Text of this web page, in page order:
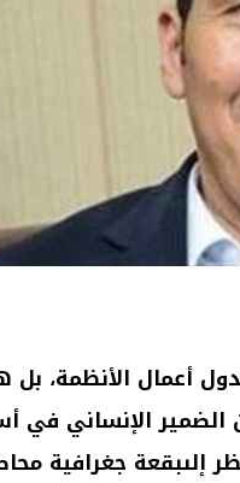
أعمال الأنظمة، بل
الضمير الإنساني في
إلىبقعة جغرافية